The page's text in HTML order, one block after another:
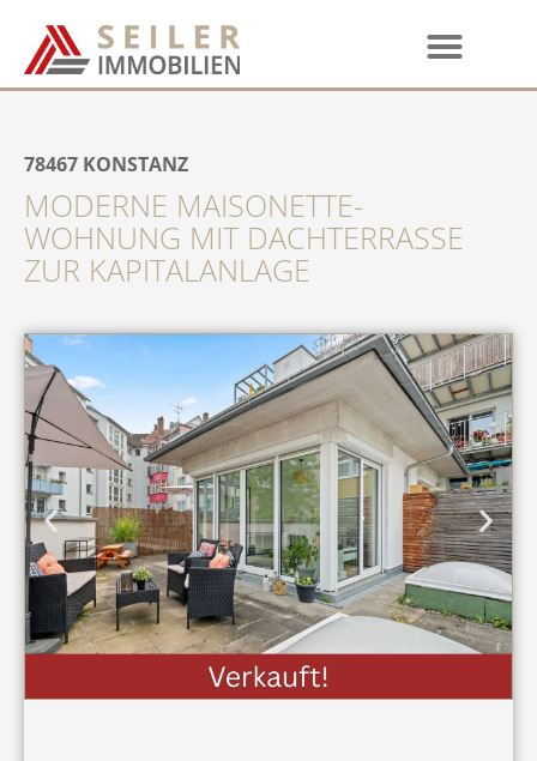
78467 KONSTANZ
MODERNE MAISONETTE-
WOHNUNG MIT DACHTERRASSE
ZUR KAPITALANLAGE